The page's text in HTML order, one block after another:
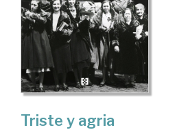
Triste y agria